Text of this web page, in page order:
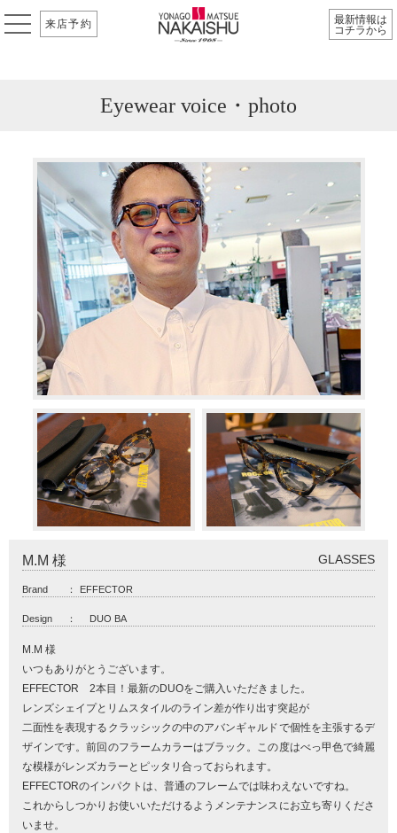
来店予約
最新情報は
コチラから
Eyewear voice・photo
M.M 様 GLASSES
Brand ： EFFECTOR
Design ： DUO BA
M.M 様
いつもありがとうございます。
EFFECTOR 2本目！最新のDUOをご購入いただきました。
レンズシェイプとリムスタイルのライン差が作り出す突起が
二面性を表現するクラッシックの中のアバンギャルドで個性を主張するデ
ザインです。前回のフラームカラーはブラック。この度はべっ甲色で綺麗
な模様がレンズカラーとピッタリ合っておられます。
EFFECTORのインパクトは、普通のフレームでは味わえないですね。
これからしつかりお使いいただけるようメンテナンスにお立ち寄りくださ
いませ。